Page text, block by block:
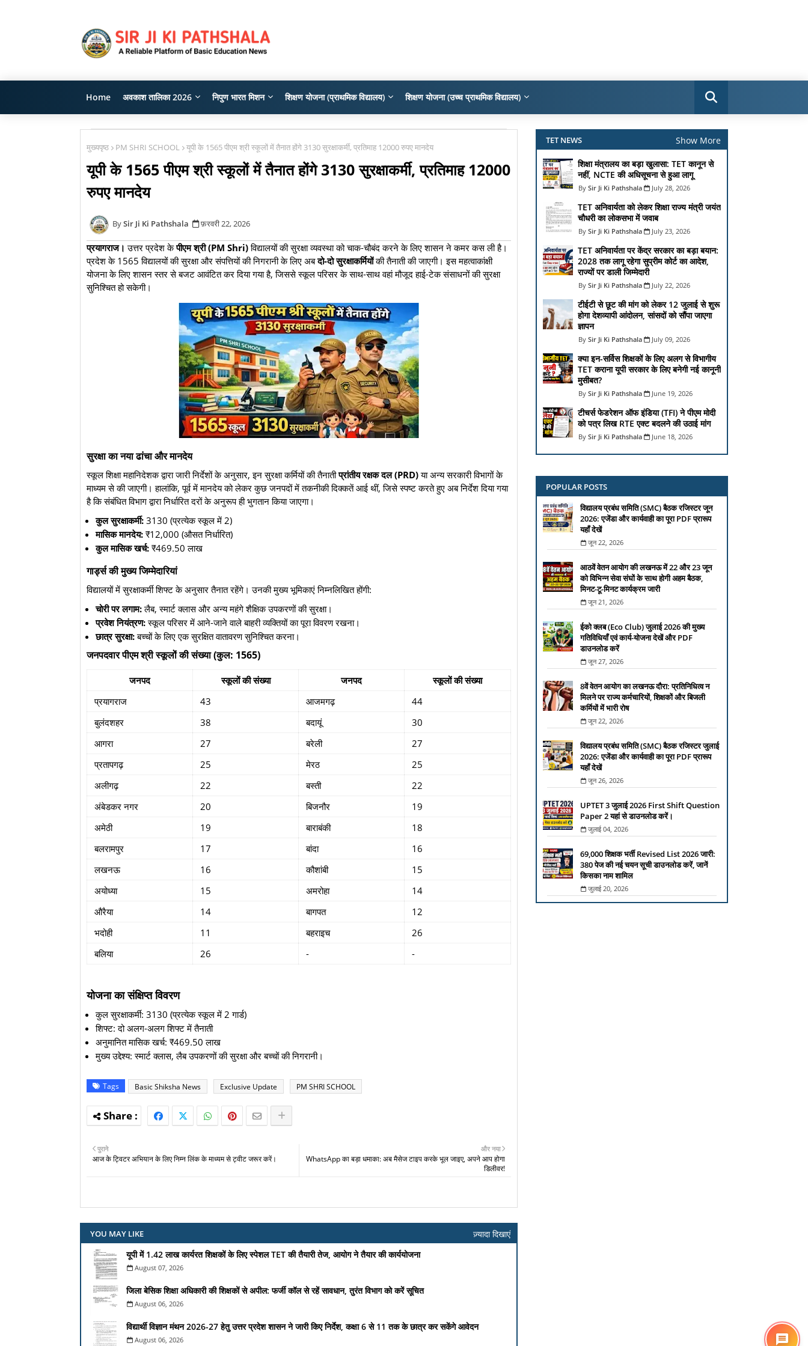
Home अवकाश तालिका 2026 निपुण भारत मिशन शिक्षण योजना (प्राथमिक विद्यालय) शिक्षण योजना (उच्च प्राथमिक विद्यालय)
मुख्यपृष्ठ PM SHRI SCHOOL यूपी के 1565 पीएम श्री स्कूलों में तैनात होंगे 3130 सुरक्षाकर्मी, प्रतिमाह 12000 रुपए मानदेय
यूपी के 1565 पीएम श्री स्कूलों में तैनात होंगे 3130 सुरक्षाकर्मी, प्रतिमाह 12000
रुपए मानदेय
Sir Ji Ki Pathshala फ़रवरी 22, 2026
प्रयागराज। उत्तर प्रदेश केपीएम श्री (PM Shri)विद्यालयों की सुरक्षा व्यवस्था को चाक-चौबंद करने के लिए शासन ने कमर कस ली है।
प्रदेश के 1565 विद्यालयों की सुरक्षा और संपत्तियों की निगरानी के लिए अबदो-दो सुरक्षाकर्मियोंकी तैनाती की जाएगी। इस महत्वाकांक्षी
योजना के लिए शासन स्तर से बजट आवंटित कर दिया गया है, जिससे स्कूल परिसर के साथ-साथ वहां मौजूद हाई-टेक संसाधनों की सुरक्षा
सुनिश्चित हो सकेगी।
सुरक्षा का नया ढांचा और मानदेय
​स्कूल शिक्षा महानिदेशक द्वारा जारी निर्देशों के अनुसार, इन सुरक्षा कर्मियों की तैनातीप्रांतीय रक्षक दल (PRD)या अन्य सरकारी विभागों के
माध्यम से की जाएगी। हालांकि, पूर्व में मानदेय को लेकर कुछ जनपदों में तकनीकी दिक्कतें आई थीं, जिसे स्पष्ट करते हुए अब निर्देश दिया गया
है कि संबंधित विभाग द्वारा निर्धारित दरों के अनुरूप ही भुगतान किया जाएगा।
कुल सुरक्षाकर्मी: 3130 (प्रत्येक स्कूल में 2)
मासिक मानदेय: ₹12,000 (औसत निर्धारित)
कुल मासिक खर्च: ₹469.50 लाख
गार्ड्स की मुख्य जिम्मेदारियां
​विद्यालयों में सुरक्षाकर्मी शिफ्ट के अनुसार तैनात रहेंगे। उनकी मुख्य भूमिकाएं निम्नलिखित होंगी:
चोरी पर लगाम:लैब, स्मार्ट क्लास और अन्य महंगे शैक्षिक उपकरणों की सुरक्षा।
प्रवेश नियंत्रण:स्कूल परिसर में आने-जाने वाले बाहरी व्यक्तियों का पूरा विवरण रखना।
छात्र सुरक्षा:बच्चों के लिए एक सुरक्षित वातावरण सुनिश्चित करना।
जनपदवार पीएम श्री स्कूलों की संख्या (कुल: 1565)
जनपद स्कूलों की संख्या जनपद
स्कूलों की संख्या
प्रयागराज
43 आजमगढ़
44
बुलंदशहर
38 बदायूं
30
आगरा
27 बरेली
27
प्रतापगढ़
25 मेरठ
25
अलीगढ़
22 बस्ती
22
अंबेडकर नगर
20 बिजनौर
19
अमेठी
19 बाराबंकी
18
बलरामपुर
17 बांदा
16
लखनऊ
16 कौशांबी
15
अयोध्या
15 अमरोहा
14
औरैया
14 बागपत
12
भदोही
11 बहराइच
26
बलिया
26 - -
योजना का संक्षिप्त विवरण
कुल सुरक्षाकर्मी: 3130 (प्रत्येक स्कूल में 2 गार्ड)
शिफ्ट: दो अलग-अलग शिफ्ट में तैनाती
अनुमानित मासिक खर्च: ₹469.50 लाख
मुख्य उद्देश्य: स्मार्ट क्लास, लैब उपकरणों की सुरक्षा और बच्चों की निगरानी।
Tags Basic Shiksha News Exclusive Update PM SHRI SCHOOL
और नया
WhatsApp का बड़ा धमाका: अब मैसेज टाइप करके भूल जाइए, अपने आप होगा
डिलीवर!
पुराने
आज के ट्विटर अभियान के लिए निम्न लिंक के माध्यम से ट्वीट जरूर करें।
YOU MAY LIKE
ज़्यादा दिखाएं
यूपी में 1.42 लाख कार्यरत शिक्षकों के लिए स्पेशल TET की तैयारी तेज, आयोग ने तैयार की कार्ययोजना
August 07, 2026
जिला बेसिक शिक्षा अधिकारी की शिक्षकों से अपील: फर्जी कॉल से रहें सावधान, तुरंत विभाग को करें सूचित
August 06, 2026
विद्यार्थी विज्ञान मंथन 2026-27 हेतु उत्तर प्रदेश शासन ने जारी किए निर्देश, कक्षा 6 से 11 तक के छात्र कर सकेंगे आवेदन
August 06, 2026
TET NEWS Show More
शिक्षा मंत्रालय का बड़ा खुलासा: TET कानून से
नहीं, NCTE की अधिसूचना से हुआ लागू
Sir Ji Ki Pathshala July 28, 2026
TET अनिवार्यता को लेकर शिक्षा राज्य मंत्री जयंत
चौधरी का लोकसभा में जवाब
Sir Ji Ki Pathshala July 23, 2026
TET अनिवार्यता पर केंद्र सरकार का बड़ा बयान:
2028 तक लागू रहेगा सुप्रीम कोर्ट का आदेश,
राज्यों पर डाली जिम्मेदारी
Sir Ji Ki Pathshala July 22, 2026
टीईटी से छूट की मांग को लेकर 12 जुलाई से शुरू
होगा देशव्यापी आंदोलन, सांसदों को सौंपा जाएगा
ज्ञापन
Sir Ji Ki Pathshala July 09, 2026
क्या इन-सर्विस शिक्षकों के लिए अलग से विभागीय
TET कराना यूपी सरकार के लिए बनेगी नई कानूनी
मुसीबत?
Sir Ji Ki Pathshala June 19, 2026
टीचर्स फेडरेशन ऑफ इंडिया (TFI) ने पीएम मोदी
को पत्र लिख RTE एक्ट बदलने की उठाई मांग
Sir Ji Ki Pathshala June 18, 2026
POPULAR POSTS
विद्यालय प्रबंध समिति (SMC) बैठक रजिस्टर जून
2026: एजेंडा और कार्यवाही का पूरा PDF प्रारूप
यहाँ देखें
जून 22, 2026
आठवें वेतन आयोग की लखनऊ में 22 और 23 जून
को विभिन्न सेवा संघों के साथ होगी अहम बैठक,
मिनट-टू-मिनट कार्यक्रम जारी
जून 21, 2026
ईको क्लब (Eco Club) जुलाई 2026 की मुख्य
गतिविधियाँ एवं कार्य-योजना देखें और PDF
डाउनलोड करें
जून 27, 2026
8वें वेतन आयोग का लखनऊ दौरा: प्रतिनिधित्व न
मिलने पर राज्य कर्मचारियों, शिक्षकों और बिजली
कर्मियों में भारी रोष
जून 22, 2026
विद्यालय प्रबंध समिति (SMC) बैठक रजिस्टर जुलाई
2026: एजेंडा और कार्यवाही का पूरा PDF प्रारूप
यहाँ देखें
जून 26, 2026
UPTET 3 जुलाई 2026 First Shift Question
Paper 2 यहां से डाउनलोड करें।
जुलाई 04, 2026
69,000 शिक्षक भर्ती Revised List 2026 जारी:
380 पेज की नई चयन सूची डाउनलोड करें, जानें
किसका नाम शामिल
जुलाई 20, 2026